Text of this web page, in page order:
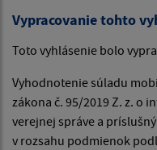
Vypracovanie tohto
Toto vyhlásenie bolo
Vyhodnotenie súladu
zákona č. 95/2019 Z. z. o
verejnej správe a
v rozsahu podmienok